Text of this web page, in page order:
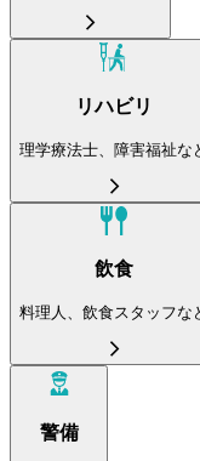
リハビリ
理学療法士、障害福祉な
飲食
料理人、飲食スタッフな
警備